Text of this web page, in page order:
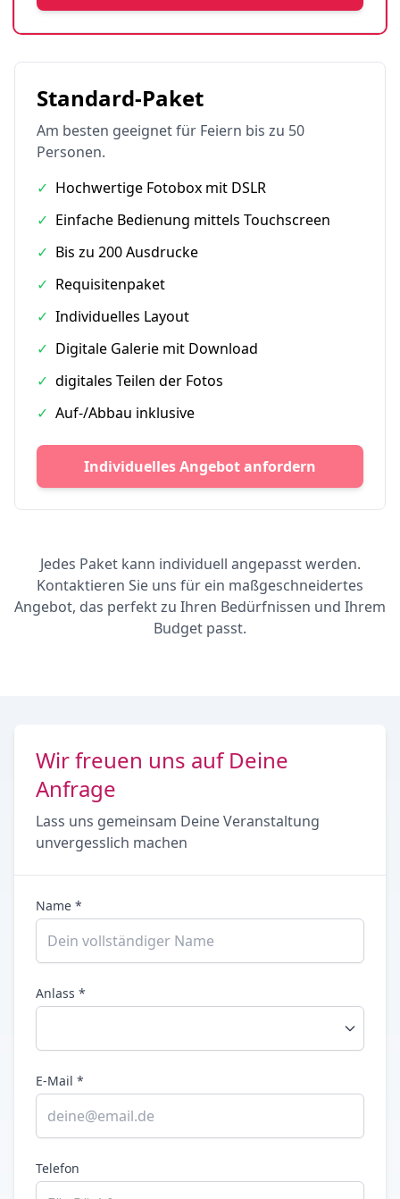
Standard-Paket
Am besten geeignet für Feiern bis zu 50
Personen.
✓ Hochwertige Fotobox mit DSLR
✓ Einfache Bedienung mittels Touchscreen
✓ Bis zu 200 Ausdrucke
✓ Requisitenpaket
✓ Individuelles Layout
✓ Digitale Galerie mit Download
✓ digitales Teilen der Fotos
✓ Auf-/Abbau inklusive
Individuelles Angebot anfordern
Jedes Paket kann individuell angepasst werden.
Kontaktieren Sie uns für ein maßgeschneidertes
Angebot, das perfekt zu Ihren Bedürfnissen und Ihrem
Budget passt.
Wir freuen uns auf Deine
Anfrage
Lass uns gemeinsam Deine Veranstaltung
unvergesslich machen
Name *
Anlass *
E-Mail *
Telefon